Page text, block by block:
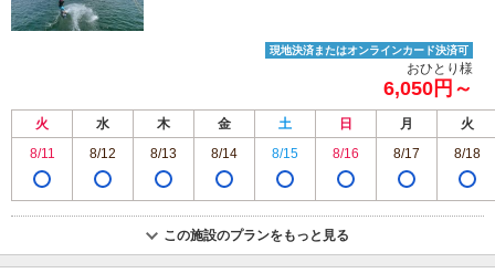
現地決済またはオンラインカード決済可
おひとり様
6,050円～
火 水 木 金 土 日 月
火
8/11
8/12 8/13 8/14 8/15 8/16 8/17 8/18
この施設のプランをもっと見る